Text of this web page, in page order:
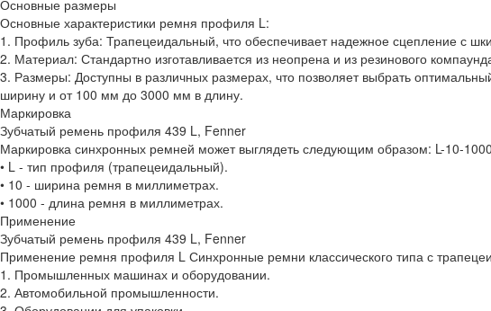
Основные размеры
Основные характеристики ремня профиля L:
1. Профиль зуба: Трапецеидальный, что обеспечивает надежное сцепление с
2. Материал: Стандартно изготавливается из неопрена и из резинового
3. Размеры: Доступны в различных размерах, что позволяет выбрать
ширину и от 100 мм до 3000 мм в длину.
Маркировка
Зубчатый ремень профиля 439 L, Fenner
Маркировка синхронных ремней может выглядеть следующим образом: L-10-
• L - тип профиля (трапецеидальный).
• 10 - ширина ремня в миллиметрах.
• 1000 - длина ремня в миллиметрах.
Применение
Зубчатый ремень профиля 439 L, Fenner
Применение ремня профиля L Синхронные ремни классического типа с
1. Промышленных машинах и оборудовании.
2. Автомобильной промышленности.